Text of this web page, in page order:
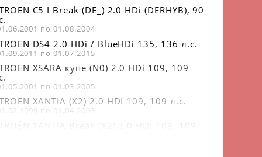
C5 I Break (DE_) 2.0 HDi (DERHYB), 90
по 01.08.2004
DS4 2.0 HDi / BlueHDi 135, 136 л.с.
по 01.07.2015
XSARA купе (N0) 2.0 HDi 109, 109
по 01.03.2005
XANTIA (X2) 2.0 HDI 109, 109 л.с.
по 01.04.2003
XANTIA Break (X2) 2.0 HDI 109, 109